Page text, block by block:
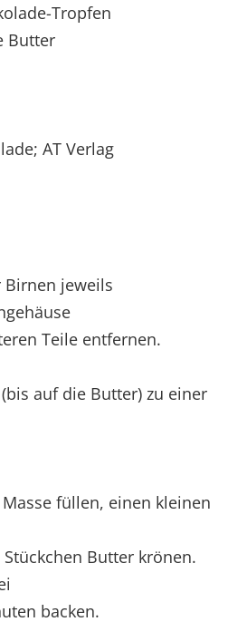
Tropfen
Butter
AT Verlag
Birnen jeweils
Teile entfernen.
auf die Butter) zu einer
füllen, einen kleinen
Butter krönen.
backen.